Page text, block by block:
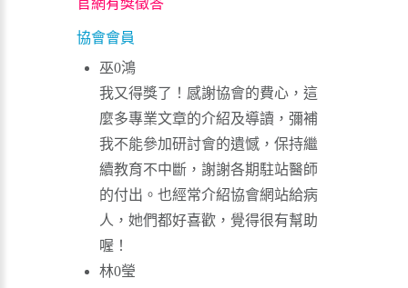
官網有獎徵答
協會會員
巫0鴻
我又得獎了！感謝協會的費心，這
麼多專業文章的介紹及導讀，彌補
我不能參加研討會的遺憾，保持繼
續教育不中斷，謝謝各期駐站醫師
的付出。也經常介紹協會網站給病
人，她們都好喜歡，覺得很有幫助
喔！
林0瑩